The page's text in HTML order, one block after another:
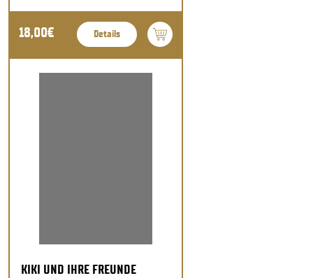
18,00€ Details
KIKI UND IHRE FREUNDE